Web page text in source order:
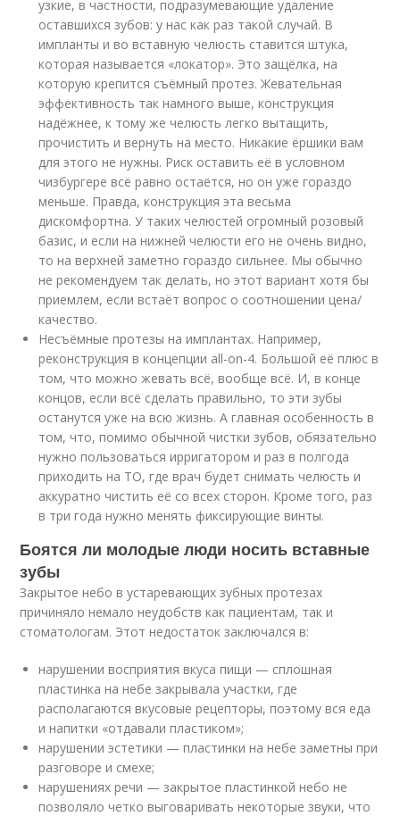
узкие, в частности, подразумевающие удаление
оставшихся зубов: у нас как раз такой случай. В
импланты и во вставную челюсть ставится штука,
которая называется «локатор». Это защёлка, на
которую крепится съёмный протез. Жевательная
эффективность так намного выше, конструкция
надёжнее, к тому же челюсть легко вытащить,
прочистить и вернуть на место. Никакие ёршики вам
для этого не нужны. Риск оставить её в условном
чизбургере всё равно остаётся, но он уже гораздо
меньше. Правда, конструкция эта весьма
дискомфортна. У таких челюстей огромный розовый
базис, и если на нижней челюсти его не очень видно,
то на верхней заметно гораздо сильнее. Мы обычно
не рекомендуем так делать, но этот вариант хотя бы
приемлем, если встаёт вопрос о соотношении цена/
качество.
Несъёмные протезы на имплантах. Например,
реконструкция в концепции all-on-4. Большой её плюс в
том, что можно жевать всё, вообще всё. И, в конце
концов, если всё сделать правильно, то эти зубы
останутся уже на всю жизнь. А главная особенность в
том, что, помимо обычной чистки зубов, обязательно
нужно пользоваться ирригатором и раз в полгода
приходить на ТО, где врач будет снимать челюсть и
аккуратно чистить её со всех сторон. Кроме того, раз
в три года нужно менять фиксирующие винты.
Боятся ли молодые люди носить вставные
зубы
Закрытое небо в устаревающих зубных протезах
причиняло немало неудобств как пациентам, так и
стоматологам. Этот недостаток заключался в:
нарушении восприятия вкуса пищи — сплошная
пластинка на небе закрывала участки, где
располагаются вкусовые рецепторы, поэтому вся еда
и напитки «отдавали пластиком»;
нарушении эстетики — пластинки на небе заметны при
разговоре и смехе;
нарушениях речи — закрытое пластинкой небо не
позволяло четко выговаривать некоторые звуки, что